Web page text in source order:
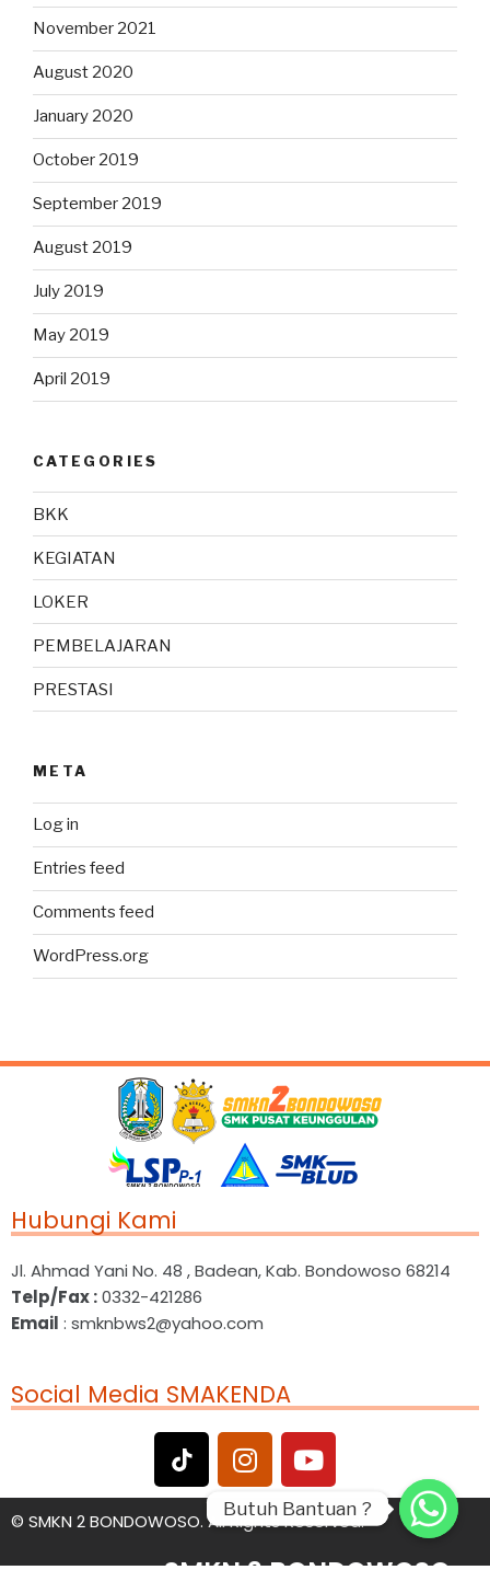
November 2021
August 2020
January 2020
October 2019
September 2019
August 2019
July 2019
May 2019
April 2019
CATEGORIES
BKK
KEGIATAN
LOKER
PEMBELAJARAN
PRESTASI
META
Log in
Entries feed
Comments feed
WordPress.org
Hubungi Kami
Jl. Ahmad Yani No. 48 , Badean, Kab. Bondowoso 68214
Telp/Fax :0332-421286
Email : smknbws2@yahoo.com
Social Media SMAKENDA
© SMKN 2 BONDOWOSO. All Rights Reserved.
Butuh Bantuan ?
Butuh Bantuan ?